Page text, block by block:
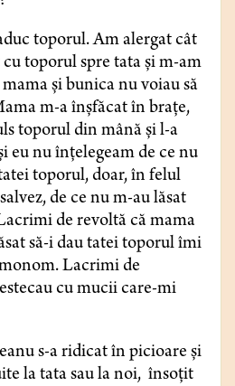
toporul. Am alergat cât
toporul spre tata și m-am
și bunica nu voiau să
m-a înșfăcat în brațe,
toporul din mână și l-a
eu nu înțelegeam de ce nu
toporul, doar, în felul
de ce nu m-au lăsat
de revoltă că mama
să-i dau tatei toporul îmi
Lacrimi de
cu mucii care-mi
s-a ridicat în picioare și
la tata sau la noi, însoțit